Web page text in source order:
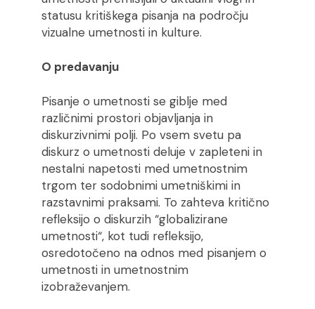
statusu kritiškega pisanja na področju
vizualne umetnosti in kulture.
O predavanju
Pisanje o umetnosti se giblje med
različnimi prostori objavljanja in
diskurzivnimi polji. Po vsem svetu pa
diskurz o umetnosti deluje v zapleteni in
nestalni napetosti med umetnostnim
trgom ter sodobnimi umetniškimi in
razstavnimi praksami. To zahteva kritično
refleksijo o diskurzih “globalizirane
umetnosti“, kot tudi refleksijo,
osredotočeno na odnos med pisanjem o
umetnosti in umetnostnim
izobraževanjem.